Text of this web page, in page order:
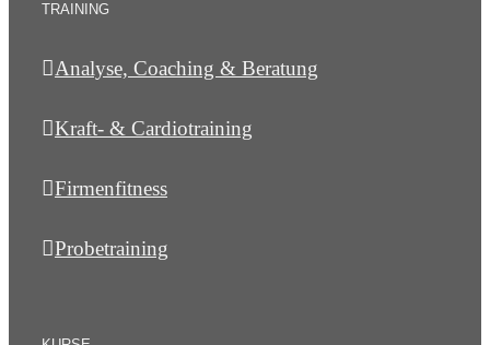
TRAINING
Analyse, Coaching & Beratung
Kraft- & Cardiotraining
Firmenfitness
Probetraining